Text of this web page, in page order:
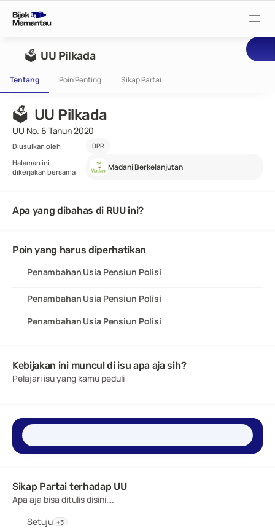
🗳  UU Pilkada
Tentang Poin Penting Sikap Partai
🗳  UU Pilkada
UU No. 6 Tahun 2020
Diusulkan oleh DPR
Halaman ini
dikerjakan bersama
Madani Berkelanjutan
Apa yang dibahas di RUU ini?
Poin yang harus diperhatikan
Penambahan Usia Pensiun Polisi
Penambahan Usia Pensiun Polisi
Penambahan Usia Pensiun Polisi
Kebijakan ini muncul di isu apa aja sih?
Pelajari isu yang kamu peduli
Sikap Partai terhadap UU
Apa aja bisa ditulis disini….
Setuju +3
Pantau Tuntutan
Pantau RUU
Pantau Rapat
Pantau Pejabat
Suarakan
Bijak Wiki